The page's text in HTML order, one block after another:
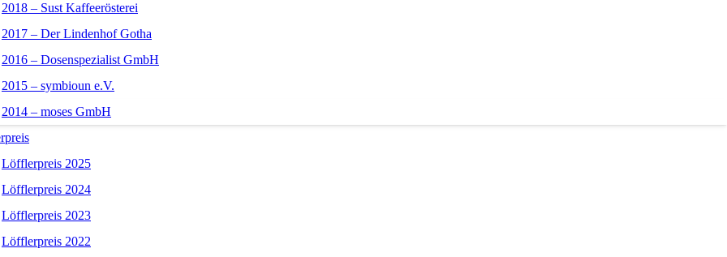
2018 – Sust Kaffeerösterei
2017 – Der Lindenhof Gotha
2016 – Dosenspezialist GmbH
2015 – symbioun e.V.
2014 – moses GmbH
Löfflerpreis 2025
Löfflerpreis 2024
Löfflerpreis 2023
Löfflerpreis 2022